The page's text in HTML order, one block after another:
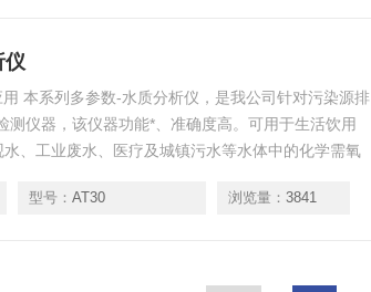
仪
本系列多参数-水质分析仪，是我公司针对污染源排
测仪器，该仪器功能*、准确度高。可用于生活饮用
、工业废水、医疗及城镇污水等水体中的化学需氧
计，实现一机多用。
型号： AT30 浏览量： 3841